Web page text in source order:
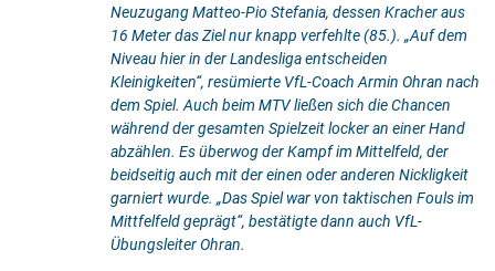
Neuzugang Matteo-Pio Stefania, dessen Kracher aus
16 Meter das Ziel nur knapp verfehlte (85.). „Auf dem
Niveau hier in der Landesliga entscheiden
Kleinigkeiten“, resümierte VfL-Coach Armin Ohran nach
dem Spiel. Auch beim MTV ließen sich die Chancen
während der gesamten Spielzeit locker an einer Hand
abzählen. Es überwog der Kampf im Mittelfeld, der
beidseitig auch mit der einen oder anderen Nickligkeit
garniert wurde. „Das Spiel war von taktischen Fouls im
Mittfelfeld geprägt“, bestätigte dann auch VfL-
Übungsleiter Ohran.